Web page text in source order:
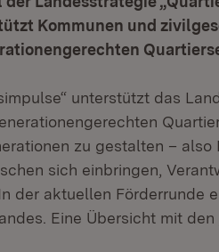
Kommunen und
unterstützt das
zu gestalten – also
sich einbringen,
der aktuellen Förderrunde
Eine Übersicht mit